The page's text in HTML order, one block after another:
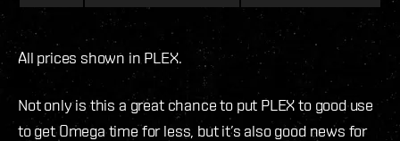
All prices shown in PLEX.
Not only is this a great chance to put PLEX to good use
to get Omega time for less, but it’s also good news for